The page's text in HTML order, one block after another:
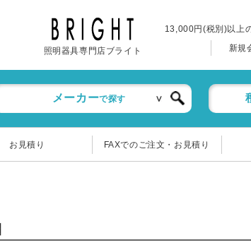
照明器具専門店ブライト
13,000円(税別)以上
新規
メーカーで探す
お見積り FAXでのご注文・お見積り